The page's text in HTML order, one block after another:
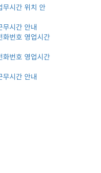
무시간 위치 안
무시간 안내
화번호 영업시간
화번호 영업시간
무시간 안내